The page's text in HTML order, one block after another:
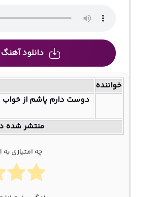
دانلود آهنگ
خواننده
دوست دارم پاشم از
منتشر شده
چه امتیازی